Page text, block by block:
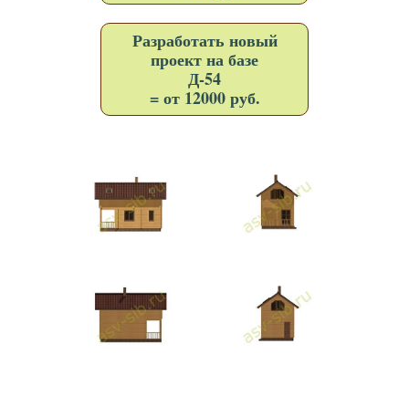
Разработать новый
проект на базе
Д-54
= от 12000 руб.